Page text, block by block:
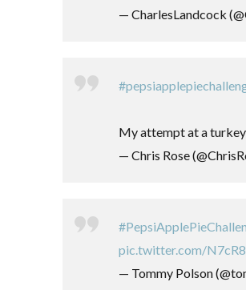
— CharlesLandcock
My attempt at a turkey
— Chris Rose
pic.twitter.com/
— Tommy Polson